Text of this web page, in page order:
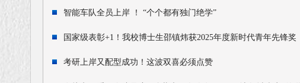
智能车队全员上岸 ！ “个个都有独门绝学”
国家级表彰+1！我校博士生邵镇炜获2025年度新时代青年先锋奖
考研上岸又配型成功！这波双喜必须点赞